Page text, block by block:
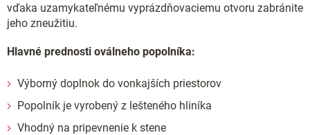
vďaka uzamykateľnému vyprázdňovaciemu otvoru zabránite
jeho zneužitiu.
Hlavné prednosti oválneho popolníka:
Výborný doplnok do vonkajších priestorov
Popolník je vyrobený z lešteného hliníka
Vhodný na pripevnenie k stene